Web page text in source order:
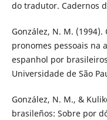
do tradutor. Cadernos
González, N. M.
pronomes pessoais na
espanhol por
Universidade de São
González, N. M., &
brasileños: Sobre por